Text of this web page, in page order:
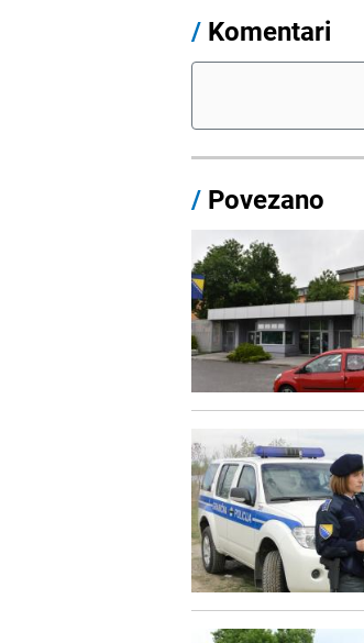
/ Komentari
/ Povezano